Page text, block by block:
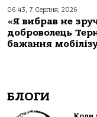
06:43, 7 Серпня, 2026
«Я вибрав не
доброволець
бажання
БЛОГИ